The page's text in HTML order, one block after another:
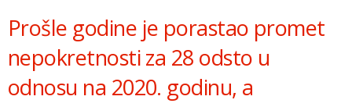
Prošle godine je porastao promet
nepokretnosti za 28 odsto u
odnosu na 2020. godinu, a